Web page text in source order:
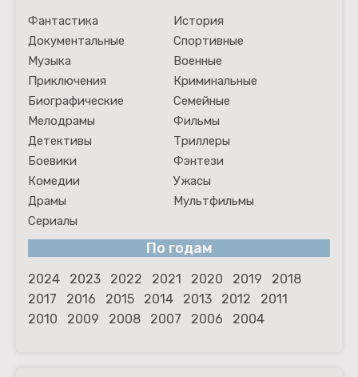
Фантастика
История
Документальные
Спортивные
Музыка
Военные
Приключения
Криминальные
Биографические
Семейные
Мелодрамы
Фильмы
Детективы
Триллеры
Боевики
Фэнтези
Комедии
Ужасы
Драмы
Мультфильмы
Сериалы
По годам
2024 2023 2022 2021 2020 2019
2018
2017
2016 2015 2014 2013 2012
2011
2010
2009 2008 2007 2006 2004